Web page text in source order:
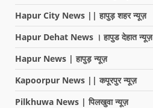
Hapur City News || हापुड़ शहर न्यूज़
Hapur Dehat News । हापुड देहात न्यूज़
Hapur News | हापुड़ न्यूज़
Kapoorpur News || कपूरपुर न्यूज़
Pilkhuwa News | पिलखुवा न्यूज़